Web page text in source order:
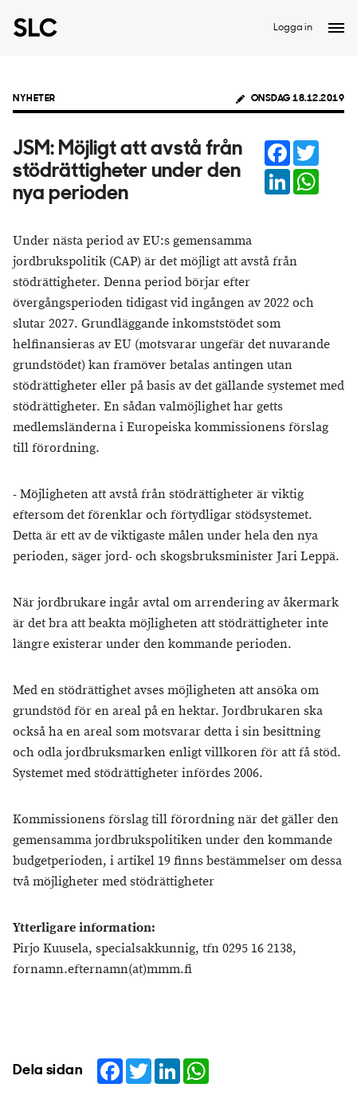
Logga in
NYHETER ONSDAG 18.12.2019
JSM: Möjligt att avstå från
stödrättigheter under den
nya perioden
Facebook
LinkedIn
Under nästa period av EU:s gemensamma
jordbrukspolitik (CAP) är det möjligt att avstå från
stödrättigheter. Denna period börjar efter
övergångsperioden tidigast vid ingången av 2022 och
slutar 2027. Grundläggande inkomststödet som
helfinansieras av EU (motsvarar ungefär det nuvarande
grundstödet) kan framöver betalas antingen utan
stödrättigheter eller på basis av det gällande systemet med
stödrättigheter. En sådan valmöjlighet har getts
medlemsländerna i Europeiska kommissionens förslag
till förordning.
- Möjligheten att avstå från stödrättigheter är viktig
eftersom det förenklar och förtydligar stödsystemet.
Detta är ett av de viktigaste målen under hela den nya
perioden, säger jord- och skogsbruksminister Jari Leppä.
När jordbrukare ingår avtal om arrendering av åkermark
är det bra att beakta möjligheten att stödrättigheter inte
längre existerar under den kommande perioden.
Med en stödrättighet avses möjligheten att ansöka om
grundstöd för en areal på en hektar. Jordbrukaren ska
också ha en areal som motsvarar detta i sin besittning
och odla jordbruksmarken enligt villkoren för att få stöd.
Systemet med stödrättigheter infördes 2006.
Kommissionens förslag till förordning när det gäller den
gemensamma jordbrukspolitiken under den kommande
budgetperioden, i artikel 19 finns bestämmelser om dessa
två möjligheter med stödrättigheter
Ytterligare information:
Pirjo Kuusela, specialsakkunnig, tfn 0295 16 2138,
fornamn.efternamn(at)mmm.fi
Dela sidan Facebook
TwitterLinkedIn